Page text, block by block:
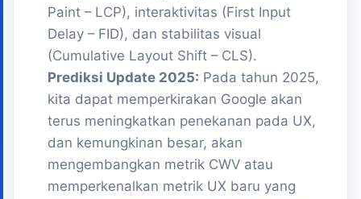
Paint – LCP), interaktivitas (First Input
Delay – FID), dan stabilitas visual
(Cumulative Layout Shift – CLS).
Prediksi Update 2025: Pada tahun 2025,
kita dapat memperkirakan Google akan
terus meningkatkan penekanan pada UX,
dan kemungkinan besar, akan
mengembangkan metrik CWV atau
memperkenalkan metrik UX baru yang